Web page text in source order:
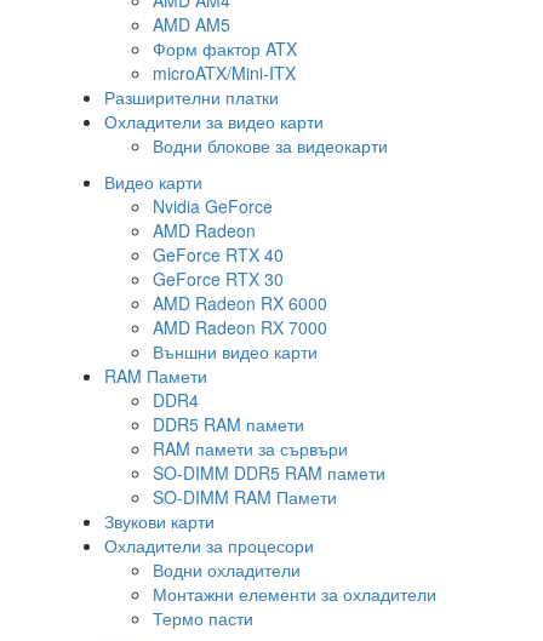
AMD AM5
Форм фактор ATX
microATX/Mini-ITX
Разширителни платки
Охладители за видео карти
Водни блокове за видеокарти
Видео карти
Nvidia GeForce
AMD Radeon
GeForce RTX 40
GeForce RTX 30
AMD Radeon RX 6000
AMD Radeon RX 7000
Външни видео карти
RAM Памети
DDR4
DDR5 RAM памети
RAM памети за сървъри
SO-DIMM DDR5 RAM памети
SO-DIMM RAM Памети
Звукови карти
Охладители за процесори
Водни охладители
Монтажни елементи за охладители
Термо пасти